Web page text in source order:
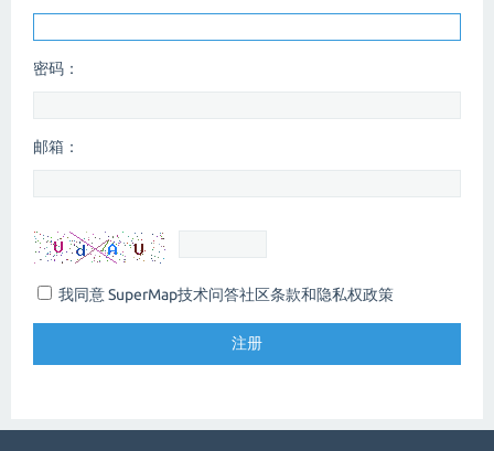
密码：
邮箱：
我同意 SuperMap技术问答社区条款和隐私权政策